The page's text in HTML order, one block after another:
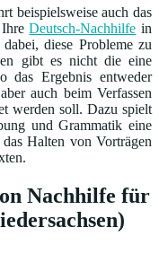
beispielsweise auch das
IhreDeutsch-Nachhilfe in
diese Probleme zu
gibt es nicht die eine
das Ergebnis entweder
auch beim Verfassen
werden soll. Dazu spielt
und Grammatik eine
Halten von Vorträgen
Nachhilfe für